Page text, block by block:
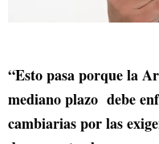
“Esto pasa porque la
mediano plazo debe
cambiarias por las